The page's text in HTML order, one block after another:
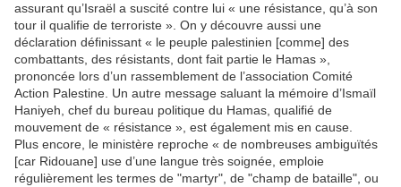
assurant qu’Israël a suscité contre lui « une résistance, qu’à son
tour il qualifie de terroriste ». On y découvre aussi une
déclaration définissant « le peuple palestinien [comme] des
combattants, des résistants, dont fait partie le Hamas »,
prononcée lors d’un rassemblement de l’association Comité
Action Palestine. Un autre message saluant la mémoire d’Ismaïl
Haniyeh, chef du bureau politique du Hamas, qualifié de
mouvement de « résistance », est également mis en cause.
Plus encore, le ministère reproche « de nombreuses ambiguïtés
[car Ridouane] use d’une langue très soignée, emploie
régulièrement les termes de "martyr", de "champ de bataille", ou